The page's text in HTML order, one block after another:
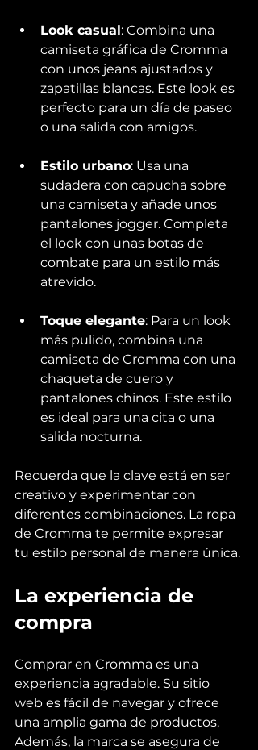
Look casual: Combina una
camiseta gráfica de Cromma
con unos jeans ajustados y
zapatillas blancas. Este look es
perfecto para un día de paseo
o una salida con amigos.
Estilo urbano: Usa una
sudadera con capucha sobre
una camiseta y añade unos
pantalones jogger. Completa
el look con unas botas de
combate para un estilo más
atrevido.
Toque elegante: Para un look
más pulido, combina una
camiseta de Cromma con una
chaqueta de cuero y
pantalones chinos. Este estilo
es ideal para una cita o una
salida nocturna.
Recuerda que la clave está en ser
creativo y experimentar con
diferentes combinaciones. La ropa
de Cromma te permite expresar
tu estilo personal de manera única.
La experiencia de
compra
Comprar en Cromma es una
experiencia agradable. Su sitio
web es fácil de navegar y ofrece
una amplia gama de productos.
Además, la marca se asegura de